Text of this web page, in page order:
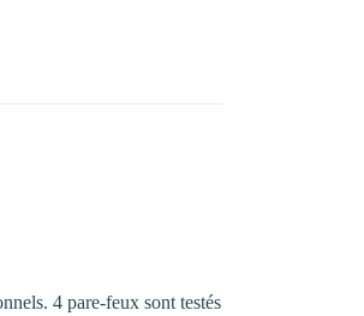
4 pare-feux sont testés